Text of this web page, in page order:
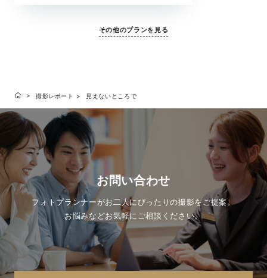
その他のプランを見る
撮影レポート 見えないところで
お問い合わせ
フォトプランナーがお二人にぴったりの撮影をご提案。
お悩みなどお気軽にご相談ください。